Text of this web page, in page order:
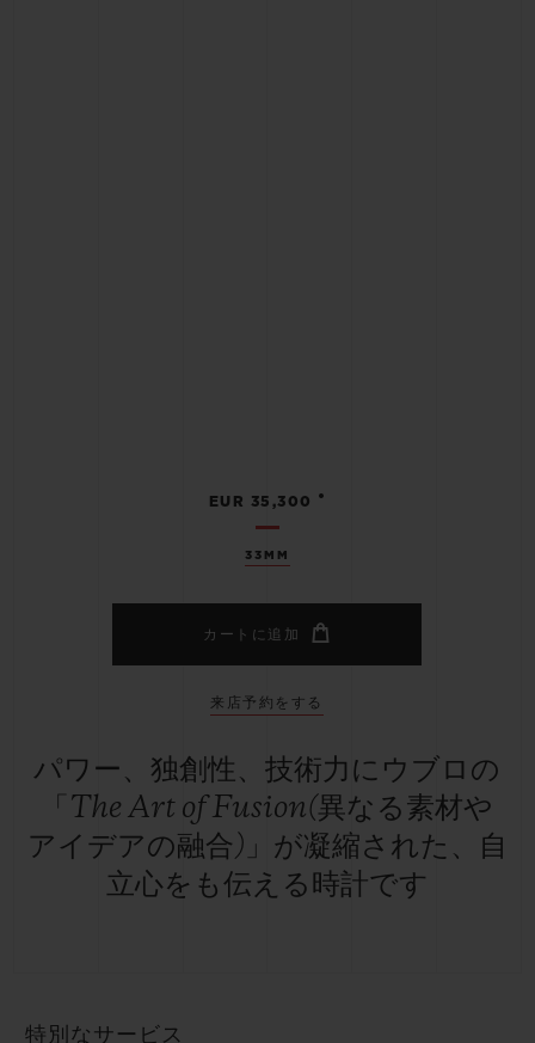
33MM
EUR 35,300 •
カートに追加
来店予約をする
パワー、独創性、技術力にウブロの
「The Art of Fusion(異なる素材や
アイデアの融合)」が凝縮された、自
立心をも伝える時計です
特別なサービス